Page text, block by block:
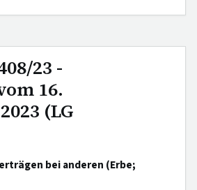
23 -
16.
(LG
bei anderen (Erbe;